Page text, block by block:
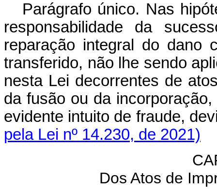
Parágrafo único. Nas
responsabilidade da
reparação integral do dano
transferido, não lhe sendo
nesta Lei decorrentes de
da fusão ou da
evidente intuito de fraude,
pela Lei nº 14.230, de 2021)
Dos Atos de